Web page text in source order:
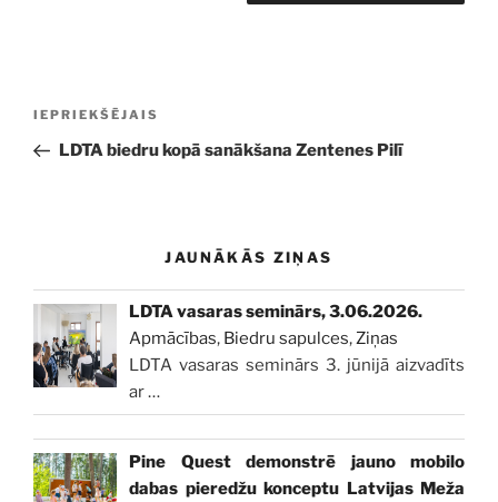
Iepriekšējā
ziņa:
IEPRIEKŠĒJAIS
LDTA biedru kopā sanākšana Zentenes Pilī
JAUNĀKĀS ZIŅAS
LDTA vasaras seminārs, 3.06.2026.
Apmācības, Biedru sapulces,Ziņas
LDTA vasaras seminārs 3. jūnijā aizvadīts
ar…
Pine Quest demonstrē jauno mobilo
dabas pieredžu konceptu Latvijas Meža